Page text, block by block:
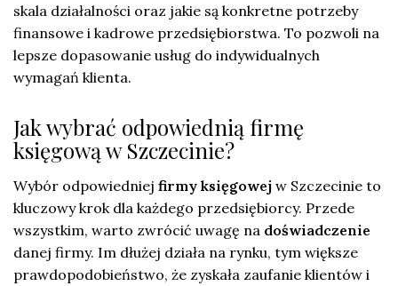
skala działalności oraz jakie są konkretne potrzeby
finansowe i kadrowe przedsiębiorstwa. To pozwoli na
lepsze dopasowanie usług do indywidualnych
wymagań klienta.
Jak wybrać odpowiednią firmę
księgową w Szczecinie?
Wybór odpowiedniej firmy księgowej w Szczecinie to
kluczowy krok dla każdego przedsiębiorcy. Przede
wszystkim, warto zwrócić uwagę na doświadczenie
danej firmy. Im dłużej działa na rynku, tym większe
prawdopodobieństwo, że zyskała zaufanie klientów i